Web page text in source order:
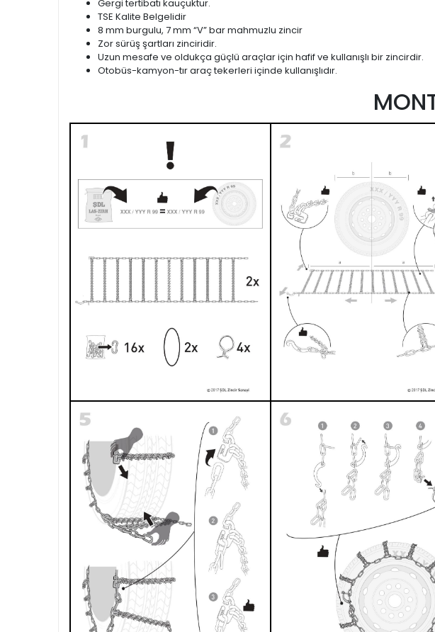
Gergi tertibatı kauçuktur.
TSE Kalite Belgelidir
8 mm burgulu, 7 mm “V” bar mahmuzlu zincir
Zor sürüş şartları zinciridir.
Uzun mesafe ve oldukça güçlü araçlar için hafif ve kullanışlı bir zincirdir.
Otobüs-kamyon-tır araç tekerleri içinde kullanışlıdır.